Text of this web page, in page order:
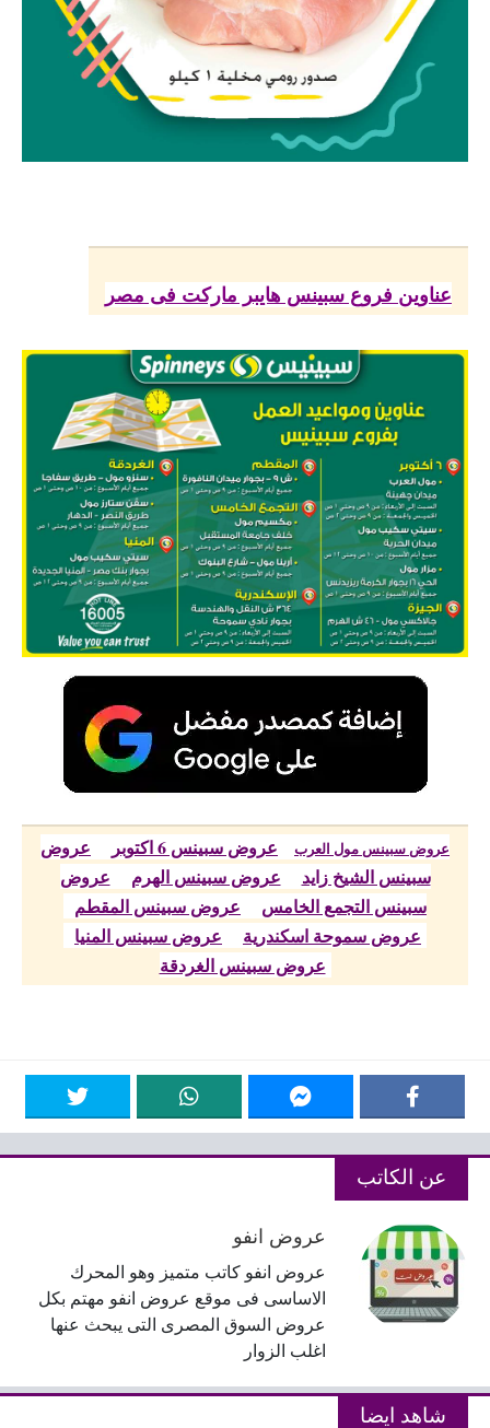
عناوين فروع سبينس هايبر ماركت فى مصر
عروض سبينس مول العرب عروض سبينس 6 اكتوبر
عروض
سبينس الشيخ زايد
عروض سبينس الهرم
عروض
سبينس التجمع الخامس
عروض سبينس المقطم
عروض سموحة اسكندرية
عروض سبينس المنيا
عروض سبينس الغردقة
عن الكاتب
عروض انفو
عروض انفو كاتب متميز وهو المحرك
الاساسى فى موقع عروض انفو مهتم بكل
عروض السوق المصرى التى يبحث عنها
اغلب الزوار
شاهد ايضا